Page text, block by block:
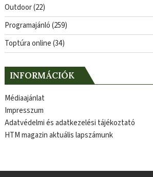
Outdoor(22)
Programajánló(259)
Toptúra online(34)
INFORMÁCIÓK
Médiaajánlat
Impresszum
Adatvédelmi és adatkezelési tájékoztató
HTM magazin aktuális lapszámunk